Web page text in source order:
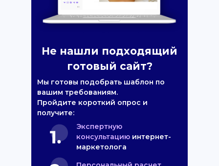
Не нашли подходящий
готовый сайт?
Мы готовы подобрать шаблон по
вашим требованиям.
Пройдите короткий опрос и
получите:
Экспертную
консультацию интернет-
маркетолога